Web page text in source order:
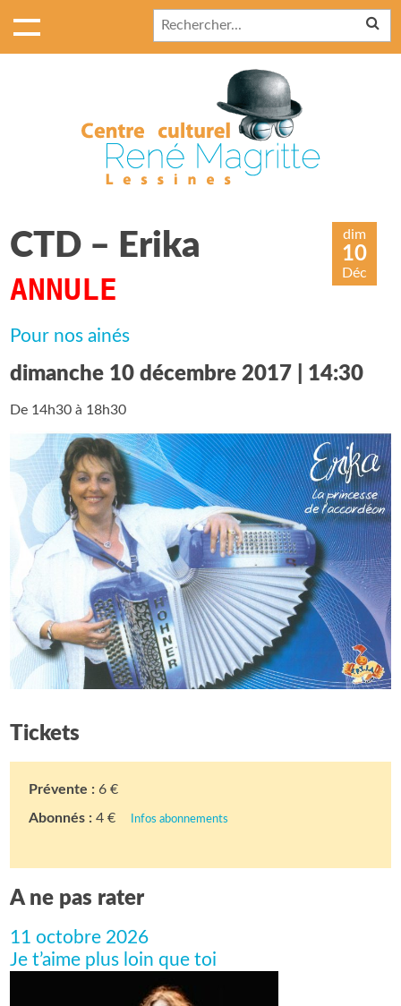
CTD – Erika
ANNULE
dim
10
Déc
Pour nos ainés
dimanche 10 décembre 2017 | 14:30
De 14h30 à 18h30
Tickets
Prévente : 6 €
Abonnés : 4 € Infos abonnements
A ne pas rater
11 octobre 2026
Je t’aime plus loin que toi